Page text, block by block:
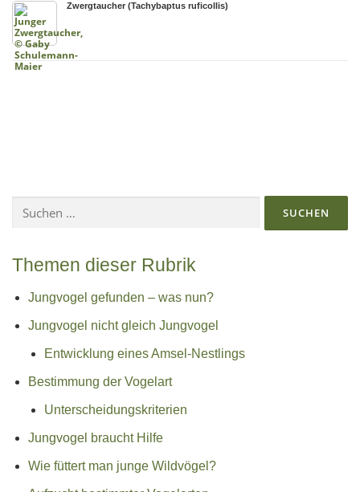
Zwergtaucher (Tachybaptus ruficollis)
nach:
Themen dieser Rubrik
Jungvogel gefunden – was nun?
Jungvogel nicht gleich Jungvogel
Entwicklung eines Amsel-Nestlings
Bestimmung der Vogelart
Unterscheidungskriterien
Jungvogel braucht Hilfe
Wie füttert man junge Wildvögel?